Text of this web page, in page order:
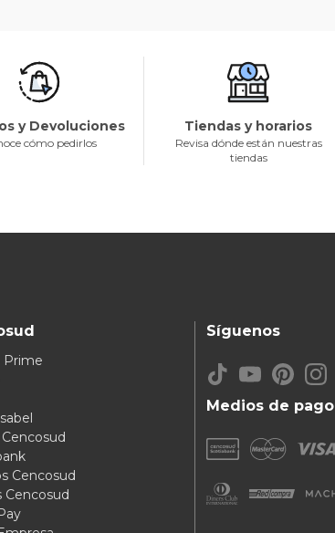
y Devoluciones
cómo pedirlos
Tiendas y horarios
Revisa dónde están nuestras
tiendas
Prime
Cencosud
Cencosud
Medios de pago
Síguenos